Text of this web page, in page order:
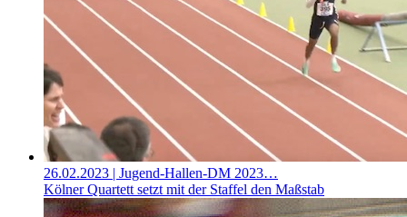
26.02.2023 | Jugend-Hallen-DM 2023…
Kölner Quartett setzt mit der Staffel den Maßstab